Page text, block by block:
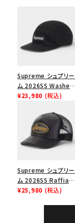
並び順
価格から探す
Supreme シュプリー
ム 2026SS Washed
Chino Twill Camp
ノツイル キャンプキャ
ップ ブラック
¥23,980 (税込)
Supreme シュプリー
ム 2026SS Raffia
Mesh Back 5-Panel
¥25,980 (税込)